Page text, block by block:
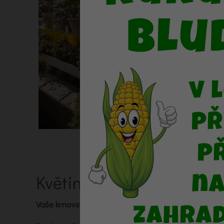
Květiny Flora
Vaše krnovské květinářství